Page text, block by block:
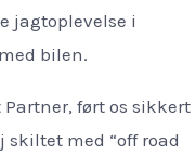
jagtoplevelse i
bilen.
ført os sikkert
skiltet med “off road